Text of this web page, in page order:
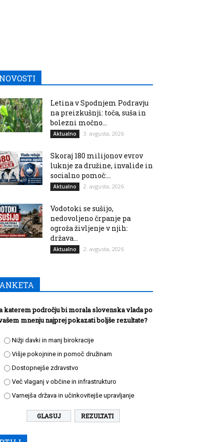
Letina v Spodnjem Podravju
na preizkušnji: toča, suša in
bolezni močno...
Aktualno 3. avgusta, 2026
Skoraj 180 milijonov evrov
luknje za družine, invalide in
socialno pomoč:...
Aktualno 2. avgusta, 2026
Vodotoki se sušijo,
nedovoljeno črpanje pa
ogroža življenje v njih:
država...
Aktualno 2. avgusta, 2026
katerem področju bi morala slovenska vlada po
mnenju najprej pokazati boljše rezultate?
Nižji davki in manj birokracije
Višje pokojnine in pomoč družinam
Dostopnejše zdravstvo
Več vlaganj v občine in infrastrukturo
Varnejša država in učinkovitejše upravljanje
REZULTATI